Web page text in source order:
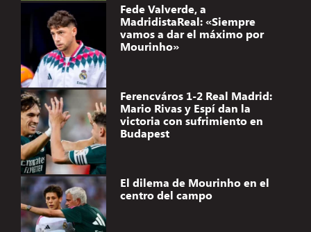
Fede Valverde, a
MadridistaReal: «Siempre
vamos a dar el máximo por
Mourinho»
Ferencváros 1-2 Real Madrid:
Mario Rivas y Espí dan la
victoria con sufrimiento en
Budapest
El dilema de Mourinho en el
centro del campo